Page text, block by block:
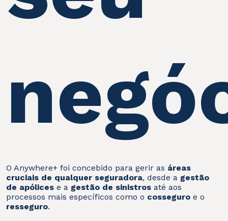
O Anywhere+ foi concebido para gerir as áreas
cruciais de qualquer seguradora, desde agestão
de apólicese agestão de sinistrosaté aos
processos mais específicos como o cosseguro e o
resseguro.